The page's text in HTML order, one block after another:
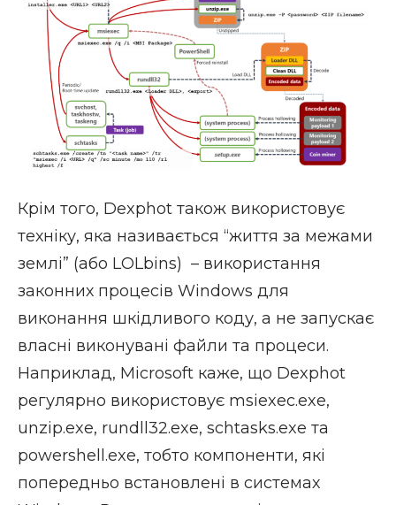
Крім того, Dexphot також використовує
техніку, яка називається “життя за межами
землі” (або LOLbins) – використання
законних процесів Windows для
виконання шкідливого коду, а не запускає
власні виконувані файли та процеси.
Наприклад, Microsoft каже, що Dexphot
регулярно використовує msiexec.exe,
unzip.exe, rundll32.exe, schtasks.exe та
powershell.exe, тобто компоненти, які
попередньо встановлені в системах